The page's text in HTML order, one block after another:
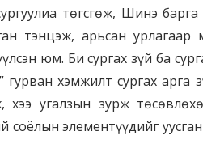
төгсгөж, Шинэ
тэнцэж, арьсан урлагаар
юм. Би сургах зүй ба
гурван хэмжилт сургах арга
хээ угалзын зурж
соёлын элементүүдийг